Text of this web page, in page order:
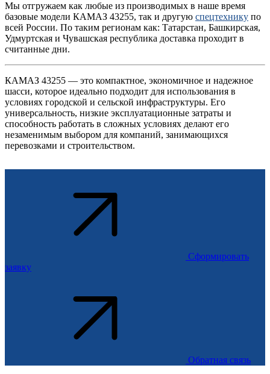
Мы отгружаем как любые из производимых в наше время
базовые модели КАМАЗ 43255, так и другую спецтехнику по
всей России. По таким регионам как: Татарстан, Башкирская,
Удмуртская и Чувашская республика доставка проходит в
считанные дни.
КАМАЗ 43255 — это компактное, экономичное и надежное
шасси, которое идеально подходит для использования в
условиях городской и сельской инфраструктуры. Его
универсальность, низкие эксплуатационные затраты и
способность работать в сложных условиях делают его
незаменимым выбором для компаний, занимающихся
перевозками и строительством.
Сформировать
заявку
Обратная связь